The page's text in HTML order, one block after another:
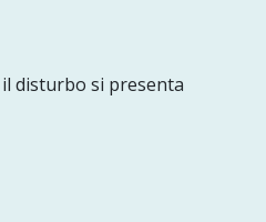
disturbo si presenta